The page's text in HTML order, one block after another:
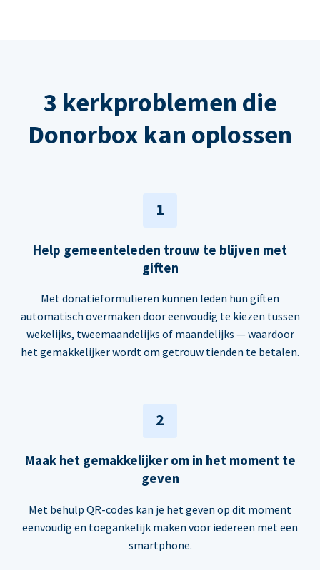
3 kerkproblemen die
Donorbox kan oplossen
1
Help gemeenteleden trouw te blijven met
giften
Met donatieformulieren kunnen leden hun giften
automatisch overmaken door eenvoudig te kiezen tussen
wekelijks, tweemaandelijks of maandelijks — waardoor
het gemakkelijker wordt om getrouw tienden te betalen.
2
Maak het gemakkelijker om in het moment te
geven
Met behulp QR-codes kan je het geven op dit moment
eenvoudig en toegankelijk maken voor iedereen met een
smartphone.